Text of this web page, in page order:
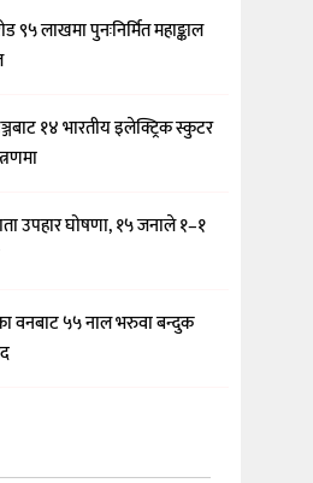
९५ लाखमा पुनःनिर्मित महाङ्काल
१४ भारतीय इलेक्ट्रिक स्कुटर
उपहार घोषणा, १५ जनाले १–१
वनबाट ५५ नाल भरुवा बन्दुक